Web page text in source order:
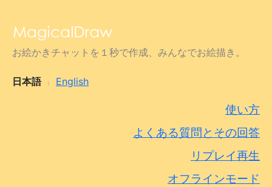
お絵かきチャットを１秒で作成、みんなでお絵描き。
日本語 English
使い方
よくある質問とその回答
リプレイ再生
オフラインモード